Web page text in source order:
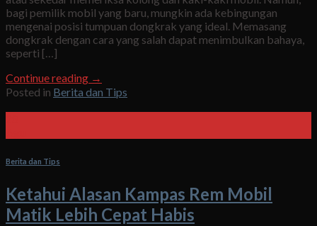
bagi pemilik mobil yang baru, mungkin ada kebingungan
mengenai posisi tumpuan dongkrak yang ideal. Memasang
dongkrak dengan cara yang salah dapat menimbulkan bahaya,
seperti […]
Continue reading →
Posted in Berita dan Tips
Berita dan Tips
Ketahui Alasan Kampas Rem Mobil
Matik Lebih Cepat Habis